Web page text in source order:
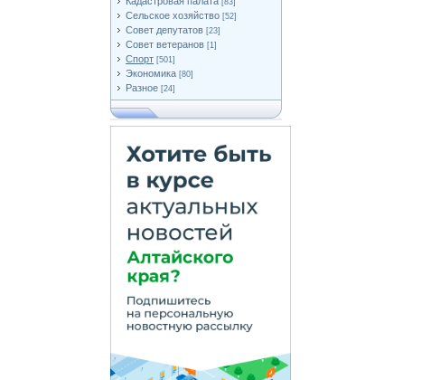
[83]
Сельское хозяйство [52]
Совет депутатов [23]
Совет ветеранов [1]
Спорт [501]
Экономика [80]
Разное [24]